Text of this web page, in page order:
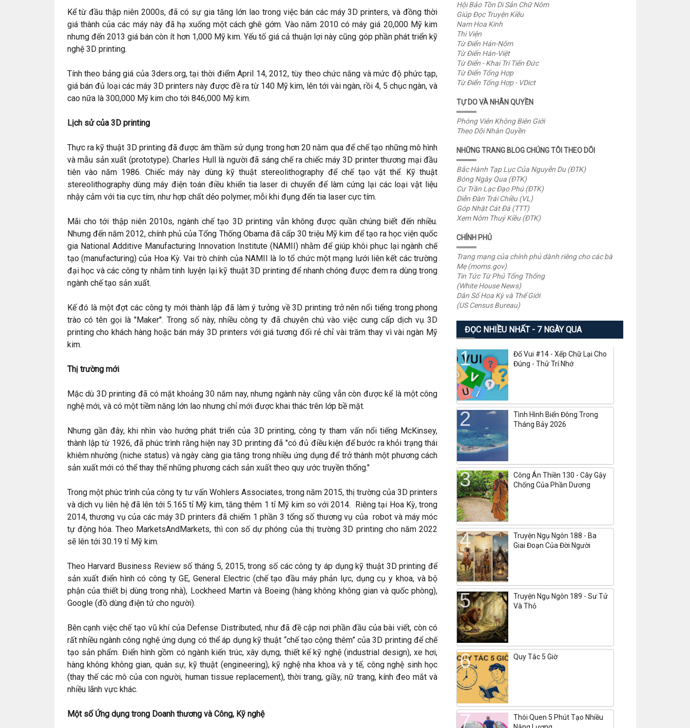
Kể từ đầu thập niên 2000s, đã có sự gia tăng lớn lao trong việc bán các máy 3D printers, và đồng thời
giá thành của các máy này đã hạ xuống một cách ghê gớm. Vào năm 2010 có máy giá 20,000 Mỹ kim
nhưng đến 2013 giá bán còn ít hơn 1,000 Mỹ kim. Yếu tố giá cả thuận lợi này cũng góp phần phát triển kỹ
nghệ 3D printing.
Tính theo bảng giá của 3ders.org, tại thời điểm April 14, 2012, tùy theo chức năng và mức độ phức tạp,
giá bán đủ loại các máy 3D printers này được đề ra từ 140 Mỹ kim, lên tới vài ngàn, rồi 4, 5 chục ngàn, và
cao nữa là 300,000 Mỹ kim cho tới 846,000 Mỹ kim.
Lịch sử của 3D printing
Thực ra kỹ thuật 3D printing đã được âm thầm sử dụng trong hơn 20 năm qua để chế tạo những mô hình
và mẫu sản xuất (prototype). Charles Hull là người đã sáng chế ra chiếc máy 3D printer thương mại đầu
tiên vào năm 1986. Chiếc máy này dùng kỹ thuật stereolithography để chế tạo vật thể. Kỹ thuật
stereolithography dùng máy điện toán điều khiển tia laser di chuyển để làm cứng lại các loại vật liệu
nhậy cảm với tia cực tím, như hợp chất dẻo polymer, mỗi khi đụng đến tia laser cực tím.
Mãi cho tới thập niên 2010s, ngành chế tạo 3D printing vẫn không được quần chúng biết đến nhiều.
Nhưng đến năm 2012, chính phủ của Tổng Thống Obama đã cấp 30 triệu Mỹ kim để tạo ra học viện quốc
gia National Additive Manufacturing Innovation Institute (NAMII) nhằm để giúp khôi phục lại ngành chế
tạo (manufacturing) của Hoa Kỳ. Vai trò chính của NAMII là lo tổ chức một mạng lưới liên kết các trường
đại học và các công ty nhằm tinh luyện lại kỹ thuật 3D printing để nhanh chóng được đem ra dùng trong
ngành chế tạo sản xuất.
Kế đó là một đợt các công ty mới thành lập đã làm ý tưởng về 3D printing trở nên nổi tiếng trong phong
trào có tên gọi là "Maker". Trong số này, nhiều công ty đã chuyên chú vào việc cung cấp dịch vụ 3D
printing cho khách hàng hoặc bán máy 3D printers với giá tương đối rẻ chỉ vài trăm thay vì vài ngàn Mỹ
kim.
Thị trường mới
Mặc dù 3D printing đã có mặt khoảng 30 năm nay, nhưng ngành này cũng vẫn còn được kể là một công
nghệ mới, và có một tiềm năng lớn lao nhưng chỉ mới được khai thác trên lớp bề mặt.
Nhưng gần đây, khi nhìn vào hướng phát triển của 3D printing, công ty tham vấn nổi tiếng McKinsey,
thành lập từ 1926, đã phúc trình rằng hiện nay 3D printing đã "có đủ điều kiện để bước ra khỏi trạng thái
khiêm nhường (niche status) và ngày càng gia tăng trong nhiều ứng dụng để trở thành một phương cách
sản xuất mới có thể thay thế những phương cách sản xuất theo quy ước truyền thống."
Trong một phúc trình của công ty tư vấn Wohlers Associates, trong năm 2015, thị trường của 3D printers
và dịch vụ liên hệ đã lên tới 5.165 tỉ Mỹ kim, tăng thêm 1 tỉ Mỹ kim so với 2014. Riêng tại Hoa Kỳ, trong
2014, thương vụ của các máy 3D printers đã chiếm 1 phần 3 tổng số thương vụ của robot và máy móc
tự động hóa. Theo MarketsAndMarkets, thì con số dự phóng của thị trường 3D printing cho năm 2022
sẽ lên tới 30.19 tỉ Mỹ kim.
Theo Harvard Business Review số tháng 5, 2015, trong số các công ty áp dụng kỹ thuật 3D printing để
sản xuất điển hình có công ty GE, General Electric (chế tạo đầu máy phản lực, dụng cụ y khoa, và bộ
phận của thiết bị dùng trong nhà), Lockheed Martin và Boeing (hàng không không gian và quốc phòng),
Google (đồ dùng điện tử cho người).
Bên cạnh việc chế tạo vũ khí của Defense Distributed, như đã đề cập nơi phần đầu của bài viết, còn có
rất nhiều ngành công nghệ ứng dụng có thể áp dụng kỹ thuật “chế tạo cộng thêm” của 3D printing để chế
tạo sản phẩm. Điển hình gồm có ngành kiến trúc, xây dựng, thiết kế kỹ nghệ (industrial design), xe hơi,
hàng không không gian, quân sự, kỹ thuật (engineering), kỹ nghệ nha khoa và y tế, công nghệ sinh học
(thay thế các mô của con người, human tissue replacement), thời trang, giầy, nữ trang, kính đeo mắt và
nhiều lãnh vực khác.
Một số Ứng dụng trong Doanh thương và Công, Kỹ nghệ
Hội Bảo Tồn Di Sản Chữ Nôm
Giúp Đọc Truyện Kiều
Nam Hoa Kinh
Thi Viện
Từ Điển Hán-Nôm
Từ Điển Hán-Việt
Từ Điển - Khai Trí Tiến Đức
Từ Điển Tổng Hợp
Từ Điển Tổng Hợp - VDict
TỰ DO VÀ NHÂN QUYỀN
Phóng Viên Không Biên Giới
Theo Dõi Nhân Quyền
NHỮNG TRANG BLOG CHÚNG TÔI THEO DÕI
Bắc Hành Tạp Lục Của Nguyễn Du (ĐTK)
Bóng Ngày Qua (ĐTK)
Cư Trần Lạc Đạo Phú (ĐTK)
Diễn Đàn Trái Chiều (VL)
Góp Nhặt Cát Đá (TTT)
Xem Nôm Thuý Kiều (ĐTK)
CHÍNH PHỦ
Trang mạng của chính phủ dành riêng cho các bà
Mẹ (moms.gov)
Tin Tức Từ Phủ Tổng Thống
(White House News)
Dân Số Hoa Kỳ và Thế Giới
(US Census Bureau)
ĐỌC NHIỀU NHẤT - 7 NGÀY QUA
Đố Vui #14 - Xếp Chữ Lại Cho
Đúng - Thử Trí Nhớ
Tình Hình Biển Đông Trong
Tháng Bảy 2026
Công Án Thiền 130 - Cây Gậy
Chống Của Phần Dương
Truyện Ngụ Ngôn 188 - Ba
Giai Đoạn Của Đời Người
Truyện Ngụ Ngôn 189 - Sư Tử
Và Thỏ
Quy Tắc 5 Giờ
Thói Quen 5 Phút Tạo Nhiều